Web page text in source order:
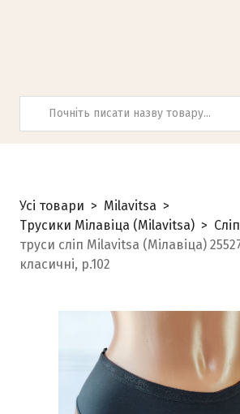
Усі товари
Milavitsa
Трусики Мілавіца (Milavitsa)
труси сліп Milavitsa (Мілавіца)
класичні, р.102